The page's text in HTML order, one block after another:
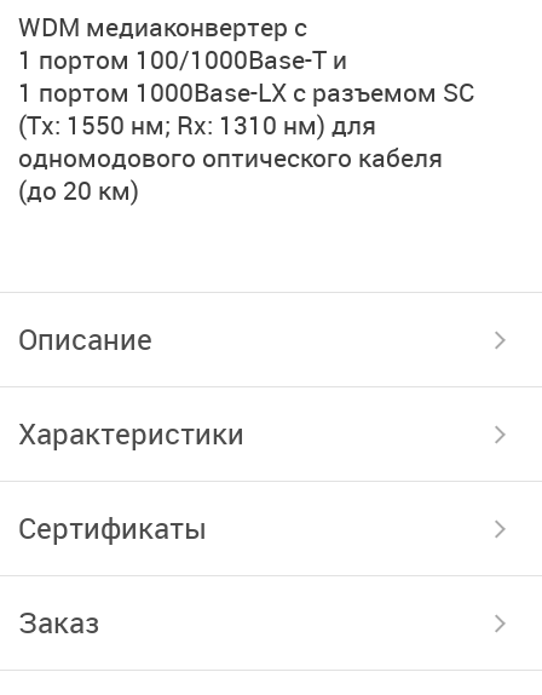
WDM медиаконвертер с
1 портом 100/1000Base-T и
1 портом 1000Base-LX с разъемом SC
(Тx: 1550 нм; Rx: 1310 нм) для
одномодового оптического кабеля
(до 20 км)
Описание
Характеристики
Сертификаты
Заказ